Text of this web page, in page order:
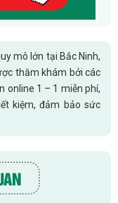
mô lớn tại Bắc Ninh,
thăm khám bởi các
online 1 – 1 miễn phí,
kiệm, đảm bảo sức